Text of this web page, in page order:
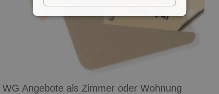
WG Angebote als Zimmer oder Wohnung